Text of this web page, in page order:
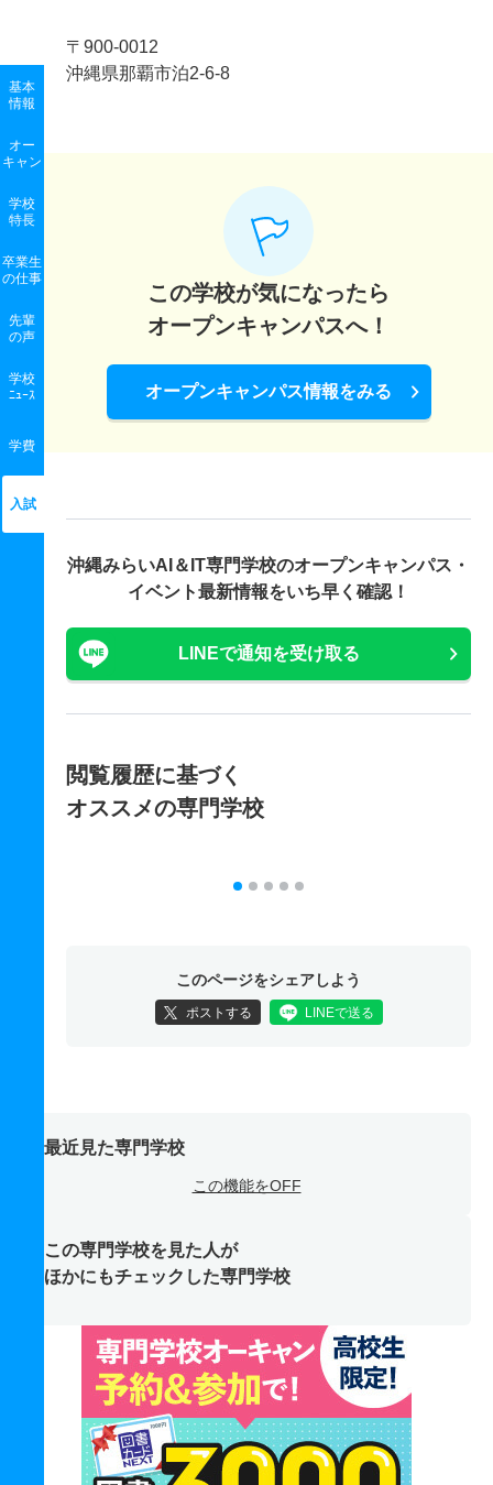
基本
情報
オー
キャン
学校
特長
卒業生
の仕事
先輩
の声
学校
ﾆｭｰｽ
学費
入試
〒900-0012
沖縄県那覇市泊2-6-8
この学校が気になったら
オープンキャンパスへ！
オープンキャンパス情報をみる
沖縄みらいAI＆IT専門学校のオープンキャンパス・
イベント最新情報をいち早く確認！
LINEで通知を受け取る
閲覧履歴に基づく
オススメの専門学校
このページをシェアしよう
ポストする LINEで送る
最近見た専門学校
この機能をOFF
この専門学校を見た人が
ほかにもチェックした専門学校